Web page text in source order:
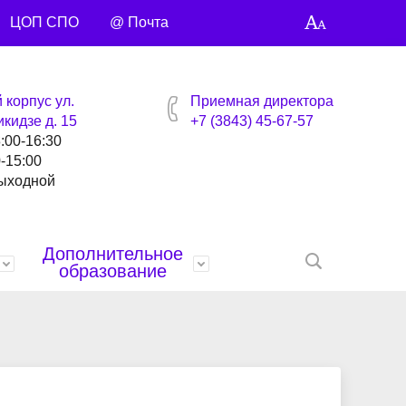
ЦОП СПО @ Почта
ул.
д. 15
16:30
15:00
Приемная директора
+7 (3843) 45-67-57
Дополнительное
образование